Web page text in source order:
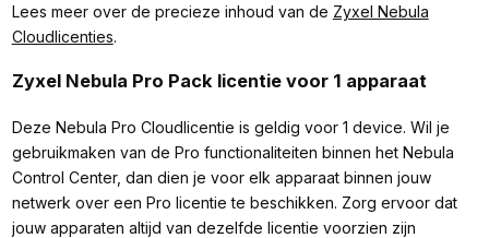
Lees meer over de precieze inhoud van de Zyxel Nebula
Cloudlicenties.
Zyxel Nebula Pro Pack licentie voor 1 apparaat
Deze Nebula Pro Cloudlicentie is geldig voor 1 device. Wil je
gebruikmaken van de Pro functionaliteiten binnen het Nebula
Control Center, dan dien je voor elk apparaat binnen jouw
netwerk over een Pro licentie te beschikken. Zorg ervoor dat
jouw apparaten altijd van dezelfde licentie voorzien zijn